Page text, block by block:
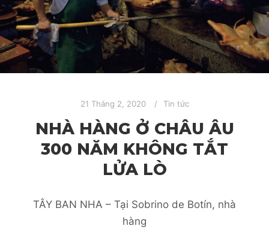
21 Tháng 2, 2020 Tin tức
NHÀ HÀNG Ở CHÂU ÂU
300 NĂM KHÔNG TẮT
LỬA LÒ
TÂY BAN NHA – Tại Sobrino de Botín, nhà
hàng